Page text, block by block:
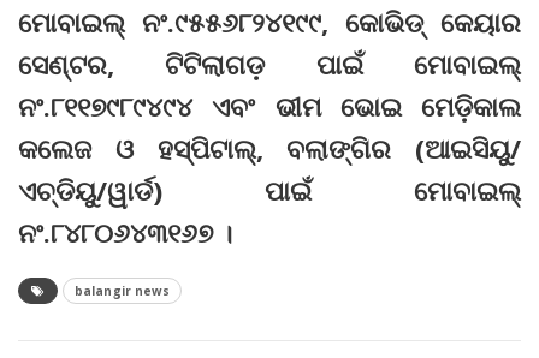
ମୋବାଇଲ୍‌ ନଂ.୯୫୫୬୮୨୪୧୯୯, କୋଭିଡ୍‌ କେୟାର
ସେଣ୍ଟର, ଟିଟିଲାଗଡ଼ ପାଇଁ ମୋବାଇଲ୍‌
ନଂ.୮୧୧୭୯୮୯୪୯୪ ଏବଂ ଭୀମ ଭୋଇ ମେଡ଼ିକାଲ
କଲେଜ ଓ ହସ୍‌ପିଟାଲ୍‌, ବଲାଙ୍ଗିର (ଆଇସିୟୁ/
ଏଚ୍‌ଡିୟୁ/ୱାର୍ଡ) ପାଇଁ ମୋବାଇଲ୍‌
ନଂ.୮୪୮୦୬୪୩୧୬୭ ।
balangir news